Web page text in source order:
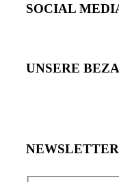
SOCIAL
UNSERE